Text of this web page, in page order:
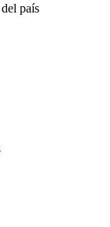
país